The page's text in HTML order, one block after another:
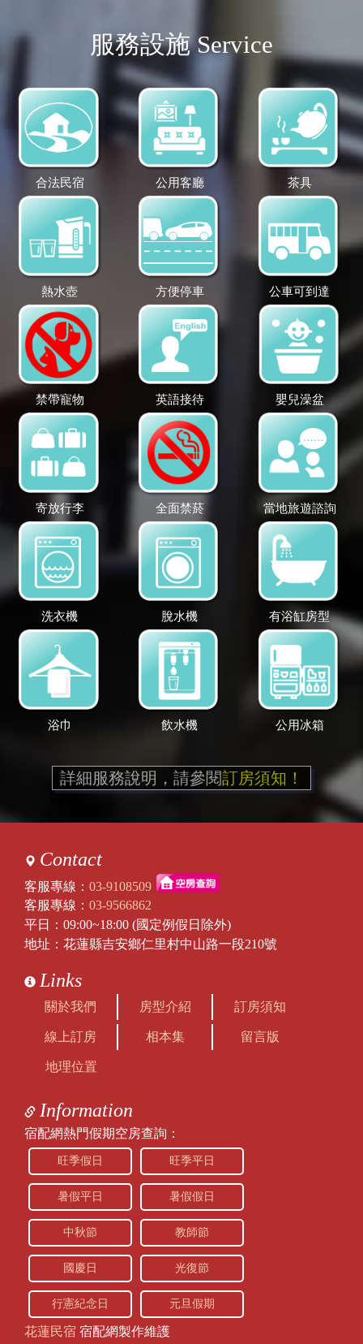
服務設施 Service
合法民宿 公用客廳 茶具
熱水壺 方便停車 公車可到達
禁帶寵物 英語接待 嬰兒澡盆
寄放行李 全面禁菸 當地旅遊諮詢
洗衣機 脫水機 有浴缸房型
浴巾 飲水機 公用冰箱
詳細服務說明，請參閱訂房須知！
Contact
客服專線： 03-9108509
客服專線： 03-9566862
平日：09:00~18:00 (國定例假日除外)
地址：花蓮縣吉安鄉仁里村中山路一段210號
Links
關於我們 房型介紹 訂房須知
線上訂房 相本集 留言版
地理位置
Information
宿配網熱門假期空房查詢：
旺季假日 旺季平日
暑假平日 暑假假日
中秋節 教師節
國慶日 光復節
行憲紀念日 元旦假期
花蓮民宿 宿配網製作維護